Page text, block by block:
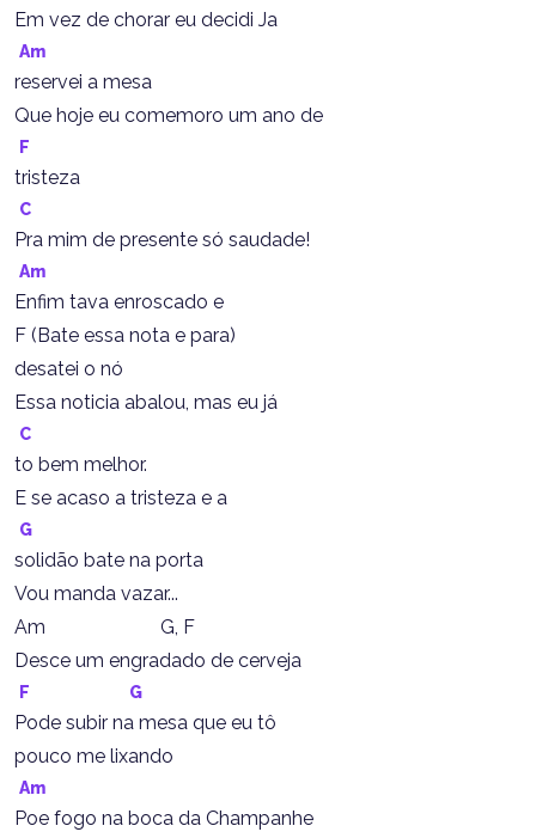
Em vez de chorar eu decidi Ja
Am
reservei a mesa
Que hoje eu comemoro um ano de
F
tristeza
C
Pra mim de presente só saudade!
Am
Enfim tava enroscado e
F (Bate essa nota e para)
desatei o nó
Essa noticia abalou, mas eu já
C
to bem melhor.
E se acaso a tristeza e a
G
solidão bate na porta
Vou manda vazar...
Am                        G, F
Desce um engradado de cerveja
F G
Pode subir na mesa que eu tô
pouco me lixando
Am
Poe fogo na boca da Champanhe